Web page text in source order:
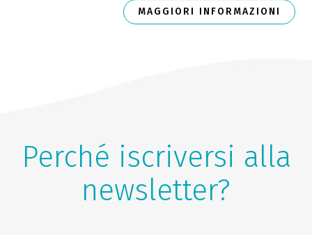
MAGGIORI INFORMAZIONI
Perché iscriversi alla
newsletter?